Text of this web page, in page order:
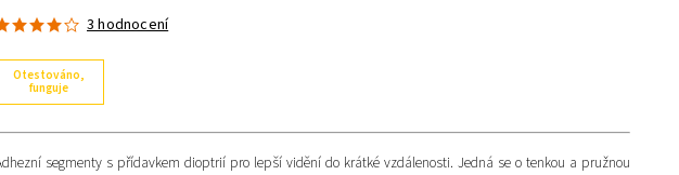
Otestováno,
funguje
3 hodnocení
segmenty s přídavkem dioptrií pro lepší vidění do krátké vzdálenosti. Jedná se o tenkou a pružnou